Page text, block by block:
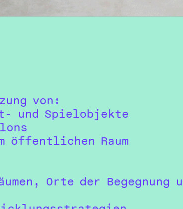
von:
und Spielobjekte
öffentlichen Raum
Orte der Begegnung